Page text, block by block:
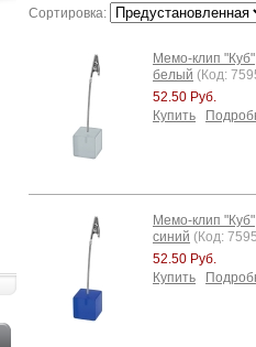
Сортировка:
Мемо-клип
белый (Код:
52.50 Руб.
Купить
Мемо-клип
синий (Код:
52.50 Руб.
Купить